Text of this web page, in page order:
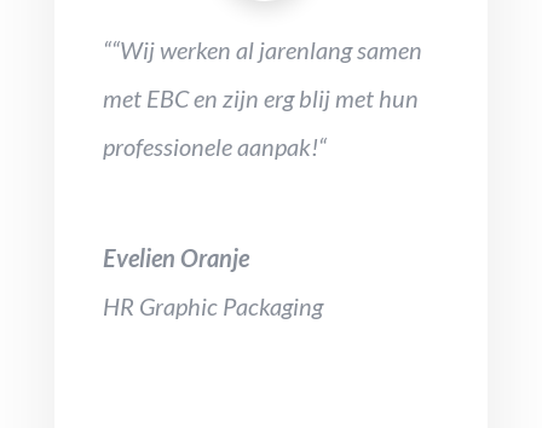
““Wij werken al jarenlang samen
met EBC en zijn erg blij met hun
professionele aanpak!“
Evelien Oranje
HR Graphic Packaging